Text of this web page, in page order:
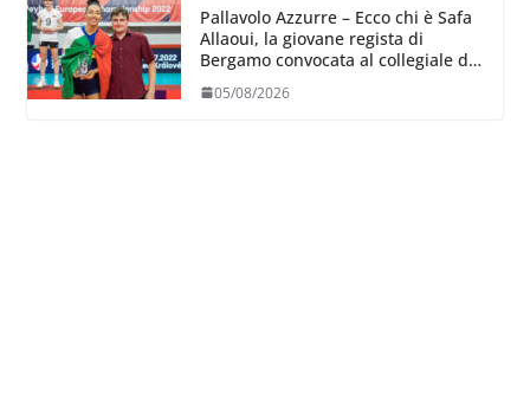
Pallavolo Azzurre – Ecco chi è Safa
Allaoui, la giovane regista di
Bergamo convocata al collegiale di
05/08/2026